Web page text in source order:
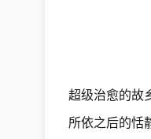
超级治愈的故
所依之后的恬